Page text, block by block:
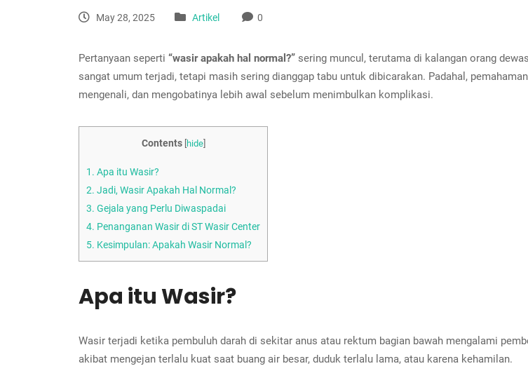
May 28, 2025 Artikel 0
Pertanyaan seperti “wasir apakah hal normal?” sering muncul, terutama di kalangan orang
sangat umum terjadi, tetapi masih sering dianggap tabu untuk dibicarakan. Padahal,
mengenali, dan mengobatinya lebih awal sebelum menimbulkan komplikasi.
Contents [hide]
1. Apa itu Wasir?
2. Jadi, Wasir Apakah Hal Normal?
3. Gejala yang Perlu Diwaspadai
4. Penanganan Wasir di ST Wasir Center
5. Kesimpulan: Apakah Wasir Normal?
Apa itu Wasir?
Wasir terjadi ketika pembuluh darah di sekitar anus atau rektum bagian bawah mengalami
akibat mengejan terlalu kuat saat buang air besar, duduk terlalu lama, atau karena kehamilan.